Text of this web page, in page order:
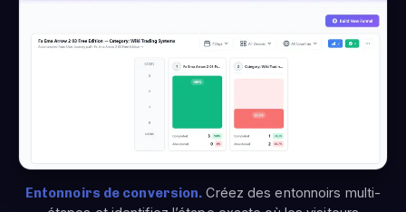
Entonnoirs de conversion. Créez des entonnoirs multi-